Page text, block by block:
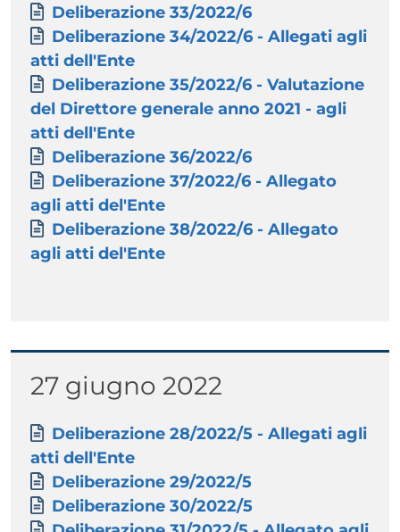
Paragrafo
Allegati
Documento
Deliberazione 33/2022/6
Documento
Deliberazione 34/2022/6 - Allegati agli
atti dell'Ente
Documento
Deliberazione 35/2022/6 - Valutazione
del Direttore generale anno 2021 - agli
atti dell'Ente
Documento
Deliberazione 36/2022/6
Documento
Deliberazione 37/2022/6 - Allegato
agli atti del'Ente
Documento
Deliberazione 38/2022/6 - Allegato
agli atti del'Ente
Titolo
27 giugno 2022
Paragrafo
Allegati
Documento
Deliberazione 28/2022/5 - Allegati agli
atti dell'Ente
Documento
Deliberazione 29/2022/5
Documento
Deliberazione 30/2022/5